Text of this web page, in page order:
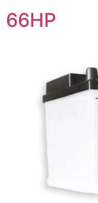
66HP